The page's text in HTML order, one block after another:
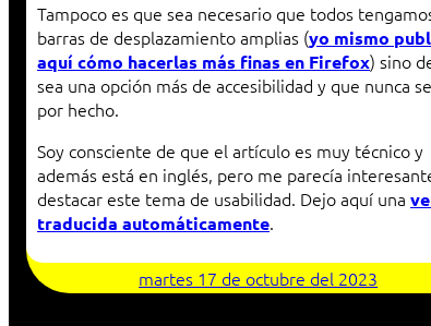
Tampoco es que sea necesario que todos
barras de desplazamiento amplias (yo mismo
aquí cómo hacerlas más finas en Firefox) sino
sea una opción más de accesibilidad y que nunca
por hecho.
Soy consciente de que el artículo es muy técnico y
además está en inglés, pero me parecía
destacar este tema de usabilidad. Dejo aquí una
traducida automáticamente.
martes 17 de octubre del 2023